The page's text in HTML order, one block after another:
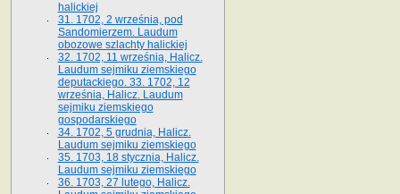
halickiej
31. 1702, 2 września, pod
Sandomierzem. Laudum
obozowe szlachty halickiej
32. 1702, 11 września, Halicz.
Laudum sejmiku ziemskiego
deputackiego. 33. 1702, 12
września, Halicz. Laudum
sejmiku ziemskiego
gospodarskiego
34. 1702, 5 grudnia, Halicz.
Laudum sejmiku ziemskiego
35. 1703, 18 stycznia, Halicz.
Laudum sejmiku ziemskiego
36. 1703, 27 lutego, Halicz.